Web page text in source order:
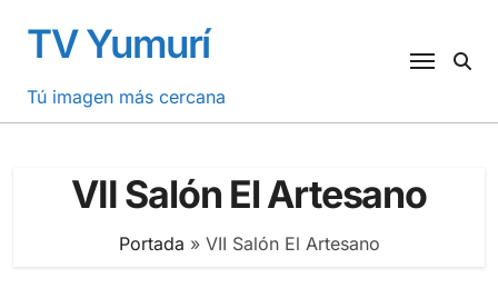
contenido
TV Yumurí
Tú imagen más cercana
VII Salón El Artesano
Portada » VII Salón El Artesano